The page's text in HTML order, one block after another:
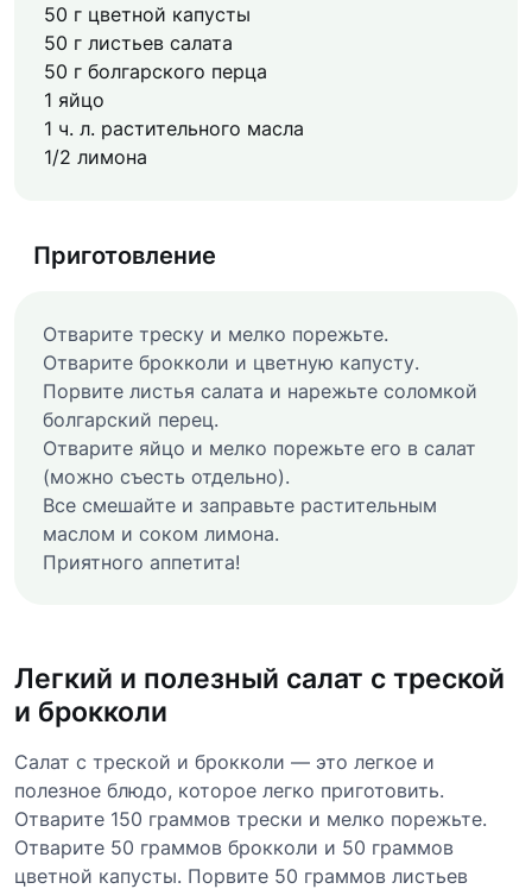
50 г цветной капусты
50 г листьев салата
50 г болгарского перца
1 яйцо
1 ч. л. растительного масла
1/2 лимона
Приготовление
Отварите треску и мелко порежьте.
Отварите брокколи и цветную капусту.
Порвите листья салата и нарежьте соломкой
болгарский перец.
Отварите яйцо и мелко порежьте его в салат
(можно съесть отдельно).
Все смешайте и заправьте растительным
маслом и соком лимона.
Приятного аппетита!
Легкий и полезный салат с треской
и брокколи
Салат с треской и брокколи — это легкое и
полезное блюдо, которое легко приготовить.
Отварите 150 граммов трески и мелко порежьте.
Отварите 50 граммов брокколи и 50 граммов
цветной капусты. Порвите 50 граммов листьев